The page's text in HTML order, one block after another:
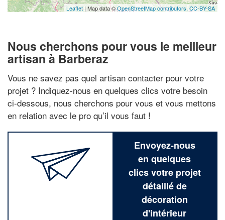
Leaflet | Map data ©OpenStreetMap contributors, CC-BY-SA
Nous cherchons pour vous le meilleur
artisan à Barberaz
Vous ne savez pas quel artisan contacter pour votre
projet ? Indiquez-nous en quelques clics votre besoin
ci-dessous, nous cherchons pour vous et vous mettons
en relation avec le pro qu’il vous faut !
Envoyez-nous
en quelques
clics votre projet
détaillé de
décoration
d'intérieur